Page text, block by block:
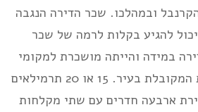
ובמהלכו. שכר הדירה הנגבה
להגיע בקלות לרמה של שכר
במידה והייתה מושכרת למקומי
על פי רמת השכירויות המקובלת בעיר. 15 או 20 תרמילאים
ארבעה חדרים עם שתי מקלחות